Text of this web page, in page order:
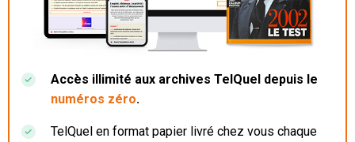
Accès illimité aux archives TelQuel depuis le
numéros zéro.
TelQuel en format papier livré chez vous chaque